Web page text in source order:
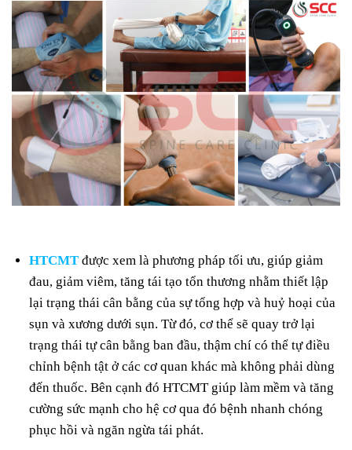
HTCMT được xem là phương pháp tối ưu, giúp giảm
đau, giảm viêm, tăng tái tạo tổn thương nhằm thiết lập
lại trạng thái cân bằng của sự tổng hợp và huỷ hoại của
sụn và xương dưới sụn. Từ đó, cơ thể sẽ quay trở lại
trạng thái tự cân bằng ban đầu, thậm chí có thể tự điều
chỉnh bệnh tật ở các cơ quan khác mà không phải dùng
đến thuốc. Bên cạnh đó HTCMT giúp làm mềm và tăng
cường sức mạnh cho hệ cơ qua đó bệnh nhanh chóng
phục hồi và ngăn ngừa tái phát.